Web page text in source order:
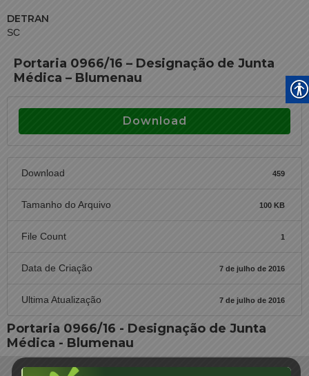
DETRAN
SC
Portaria 0966/16 – Designação de Junta
Médica – Blumenau
Download
Download 459
Tamanho do Arquivo 100 KB
File Count 1
Data de Criação 7 de julho de 2016
Ultima Atualização 7 de julho de 2016
Portaria 0966/16 - Designação de Junta
Médica - Blumenau